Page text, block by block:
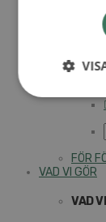
FÖR
VAD VI GÖR
VAD